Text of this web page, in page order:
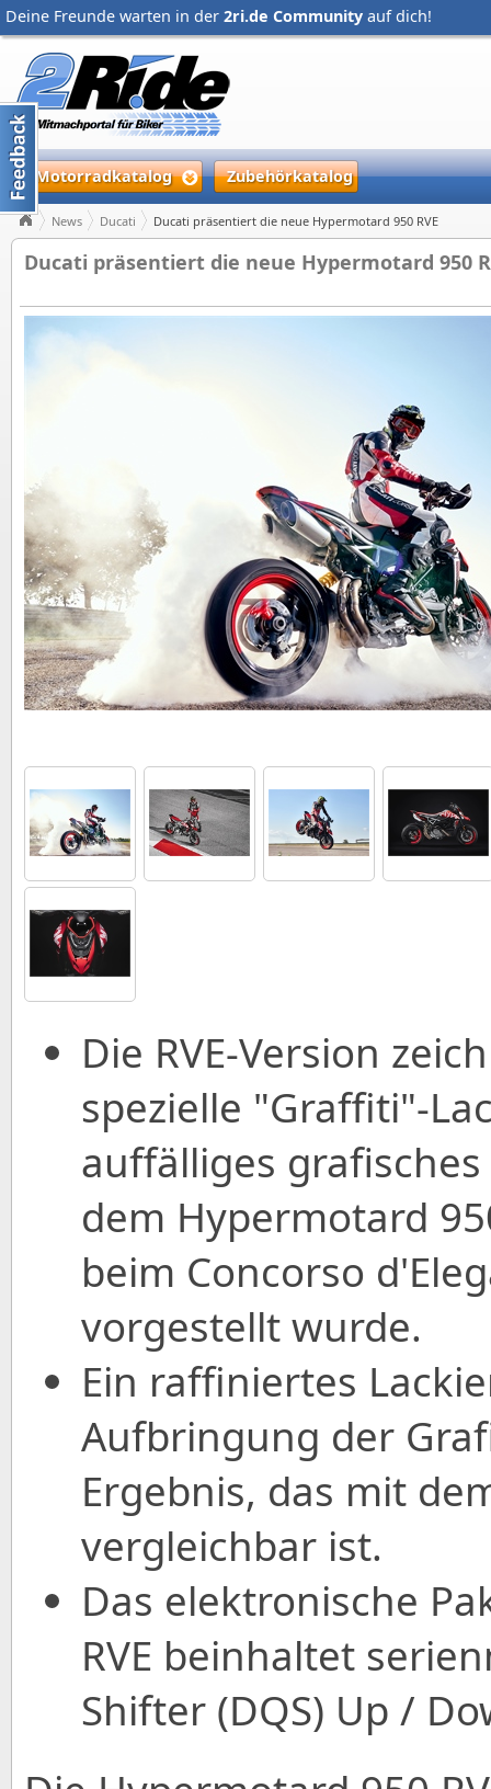
Deine Freunde warten in der 2ri.de Community auf dich!
Motorradkatalog Zubehörkatalog
News Ducati Ducati präsentiert die neue Hypermotard 950 RVE
Ducati präsentiert die neue Hypermotard 950
Die RVE-Version
spezielle "Graffiti"-
auffälliges
dem Hypermotard
beim Concorso
vorgestellt wurde.
Ein raffiniertes
Aufbringung der
Ergebnis, das mit
vergleichbar ist.
Das elektronische
RVE beinhaltet
Shifter (DQS) Up /